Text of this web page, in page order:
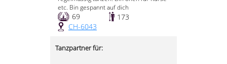
etc. Bin gespannt auf dich
69
173
CH-6043
Tanzpartner für: